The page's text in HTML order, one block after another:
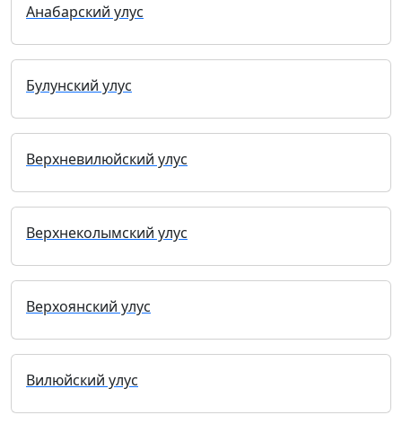
Анабарский улус
Булунский улус
Верхневилюйский улус
Верхнеколымский улус
Верхоянский улус
Вилюйский улус